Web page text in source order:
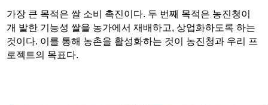
가장 큰 목적은 쌀 소비 촉진이다. 두 번째 목적은 농진청이
개 발한 기능성 쌀을 농가에서 재배하고, 상업화하도록 하는
것이다. 이를 통해 농촌을 활성화하는 것이 농진청과 우리 프
로젝트의 목표다.